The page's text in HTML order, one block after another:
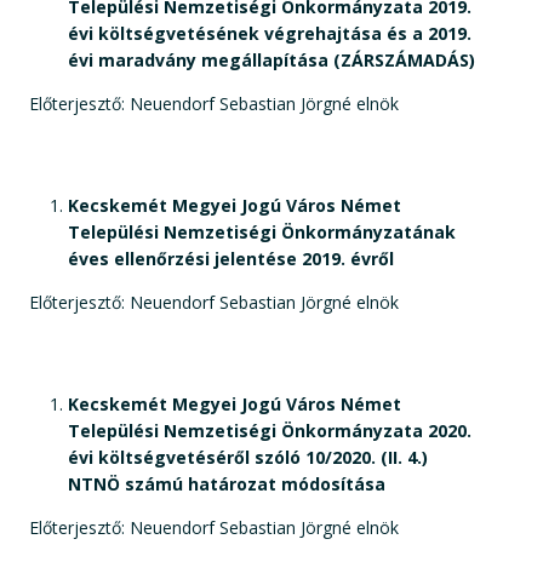
Települési Nemzetiségi Önkormányzata 2019.
évi költségvetésének végrehajtása és a 2019.
évi maradvány megállapítása (ZÁRSZÁMADÁS)
Előterjesztő: Neuendorf Sebastian Jörgné elnök
Kecskemét Megyei Jogú Város Német
Települési Nemzetiségi Önkormányzatának
éves ellenőrzési jelentése 2019. évről
Előterjesztő: Neuendorf Sebastian Jörgné elnök
Kecskemét Megyei Jogú Város Német
Települési Nemzetiségi Önkormányzata 2020.
évi költségvetéséről szóló 10/2020. (II. 4.)
NTNÖ számú határozat módosítása
Előterjesztő: Neuendorf Sebastian Jörgné elnök